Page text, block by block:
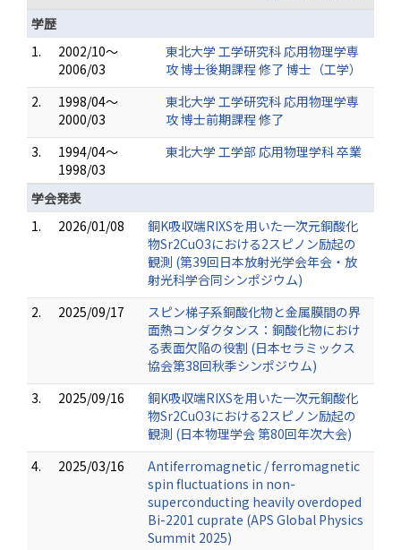
学歴
1.
2002/10～
2006/03
東北大学 工学研究科 応用物理学専
攻 博士後期課程 修了 博士（工学）
2.
1998/04～
2000/03
東北大学 工学研究科 応用物理学専
攻 博士前期課程 修了
3.
1994/04～
1998/03
東北大学 工学部 応用物理学科 卒業
学会発表
1.
2026/01/08
銅K吸収端RIXSを用いた一次元銅酸化
物Sr2CuO3における2スピノン励起の
観測 (第39回日本放射光学会年会・放
射光科学合同シンポジウム)
2.
2025/09/17
スピン梯子系銅酸化物と金属膜間の界
面熱コンダクタンス：銅酸化物におけ
る表面欠陥の役割 (日本セラミックス
協会第38回秋季シンポジウム)
3.
2025/09/16
銅K吸収端RIXSを用いた一次元銅酸化
物Sr2CuO3における2スピノン励起の
観測 (日本物理学会 第80回年次大会)
4.
2025/03/16
Antiferromagnetic / ferromagnetic
spin fluctuations in non-
superconducting heavily overdoped
Bi-2201 cuprate (APS Global Physics
Summit 2025)